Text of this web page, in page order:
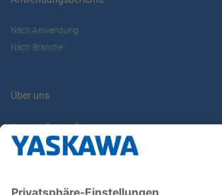
Nach Anwendung
Nach Branche
Über uns
Yaskawa Europe GmbH
Karriere